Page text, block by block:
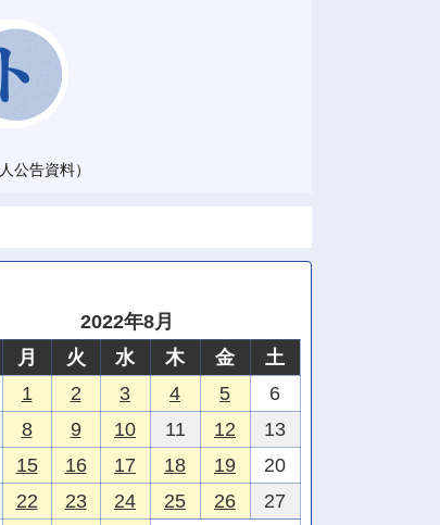
公告資料）
2022年8月
月 火 水 木 金
土
1
2 3 4 5
6
8 9 10 11 12
13
15 16 17 18 19
20
22 23 24 25 26
27